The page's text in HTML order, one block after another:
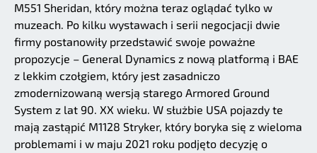
M551 Sheridan, który można teraz oglądać tylko w
muzeach. Po kilku wystawach i serii negocjacji dwie
firmy postanowiły przedstawić swoje poważne
propozycje – General Dynamics z nową platformą i BAE
z lekkim czołgiem, który jest zasadniczo
zmodernizowaną wersją starego Armored Ground
System z lat 90. XX wieku. W służbie USA pojazdy te
mają zastąpić M1128 Stryker, który boryka się z wieloma
problemami i w maju 2021 roku podjęto decyzję o